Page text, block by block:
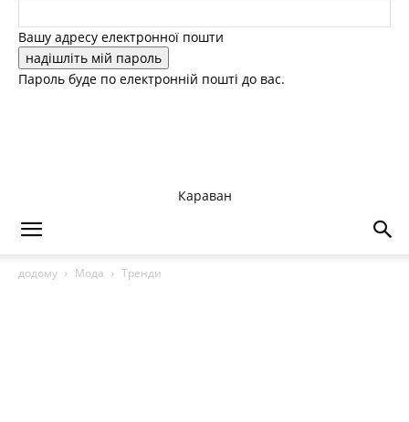
Вашу адресу електронної пошти
Пароль буде по електронній пошті до вас.
Караван
додому Мода Тренди